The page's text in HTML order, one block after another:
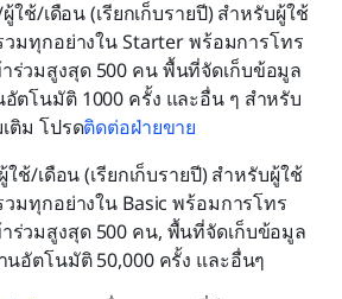
ใช้/เดือน (เรียกเก็บรายปี) สำหรับผู้ใช้
วมทุกอย่างใน Starter พร้อมการโทร
ร่วมสูงสุด 500 คน พื้นที่จัดเก็บข้อมูล
อัตโนมัติ 1000 ครั้ง และอื่น ๆ สำหรับ
ติม โปรดติดต่อฝ่ายขาย
ใช้/เดือน (เรียกเก็บรายปี) สำหรับผู้ใช้
มทุกอย่างใน Basic พร้อมการโทร
ร่วมสูงสุด 500 คน, พื้นที่จัดเก็บข้อมูล
นอัตโนมัติ 50,000 ครั้ง และอื่นๆ